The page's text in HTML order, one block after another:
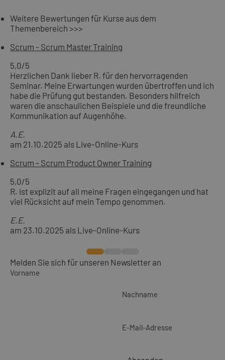
Weitere Bewertungen für Kurse aus dem
Themenbereich >>>
Scrum - Scrum Master Training
5,0/5
Herzlichen Dank lieber R. für den hervorragenden
Seminar. Meine Erwartungen wurden übertroffen und ich
habe die Prüfung gut bestanden. Besonders hilfreich
waren die anschaulichen Beispiele und die freundliche
Kommunikation auf Augenhöhe.
A.E.
am 21.10.2025 als Live-Online-Kurs
Scrum - Scrum Product Owner Training
5,0/5
R. ist explizit auf all meine Fragen eingegangen und hat
viel Rücksicht auf mein Tempo genommen.
E.E.
am 23.10.2025 als Live-Online-Kurs
Melden Sie sich für unseren Newsletter an
Vorname
Nachname
E-Mail-Adresse